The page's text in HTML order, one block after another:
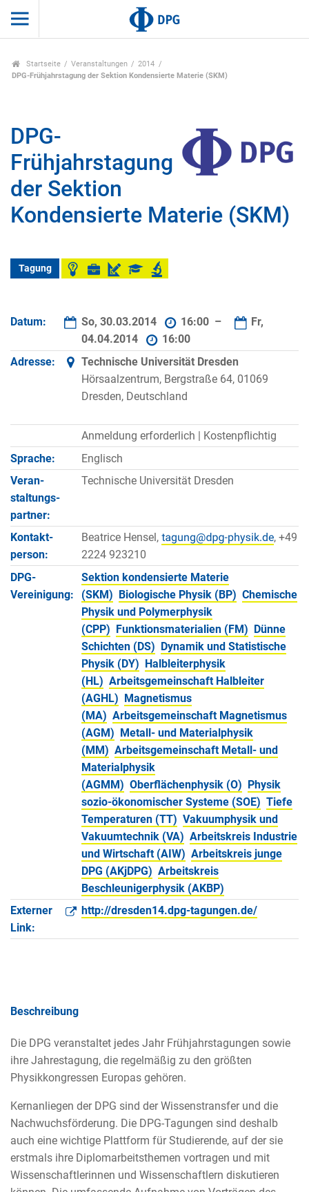
Startseite Veranstaltungen
2014
DPG-Frühjahrstagung der Sektion Kondensierte Materie (SKM)
DPG-
Frühjahrstagung
der Sektion
Kondensierte Materie (SKM)
Tagung
Datum: So, 30.03.2014 16:00 –
Fr,
04.04.2014
16:00
Adresse:
Technische Universität Dresden
Hörsaalzentrum, Bergstraße 64, 01069
Dresden, Deutschland
Anmeldung erforderlich | Kostenpflichtig
Sprache:
Englisch
Veran­
staltungs­
partner:
Technische Universität Dresden
Kontakt­
person:
Beatrice Hensel,
, +49
2224 923210
DPG-
Vereinigung:
Sektion kondensierte Materie
(SKM) Biologische Physik (BP) Chemische
Physik und Polymerphysik
(CPP) Funktionsmaterialien (FM) Dünne
Schichten (DS) Dynamik und Statistische
Physik (DY) Halbleiterphysik
(HL) Arbeitsgemeinschaft Halbleiter
(AGHL) Magnetismus
(MA) Arbeitsgemeinschaft Magnetismus
(AGM) Metall- und Materialphysik
(MM) Arbeitsgemeinschaft Metall- und
Materialphysik
(AGMM) Oberflächenphysik (O) Physik
sozio-ökonomischer Systeme (SOE) Tiefe
Temperaturen (TT) Vakuumphysik und
Vakuumtechnik (VA) Arbeitskreis Industrie
und Wirtschaft (AIW) Arbeitskreis junge
DPG (AKjDPG) Arbeitskreis
Beschleunigerphysik (AKBP)
Externer
Link:
http://dresden14.dpg-tagungen.de/
Beschreibung
Die DPG veranstaltet jedes Jahr Frühjahrstagungen sowie
ihre Jahrestagung, die regelmäßig zu den größten
Physikkongressen Europas gehören.
Kernanliegen der DPG sind der Wissenstransfer und die
Nachwuchsförderung. Die DPG-Tagungen sind deshalb
auch eine wichtige Plattform für Studierende, auf der sie
erstmals ihre Diplomarbeitsthemen vortragen und mit
Wissenschaftlerinnen und Wissenschaftlern diskutieren